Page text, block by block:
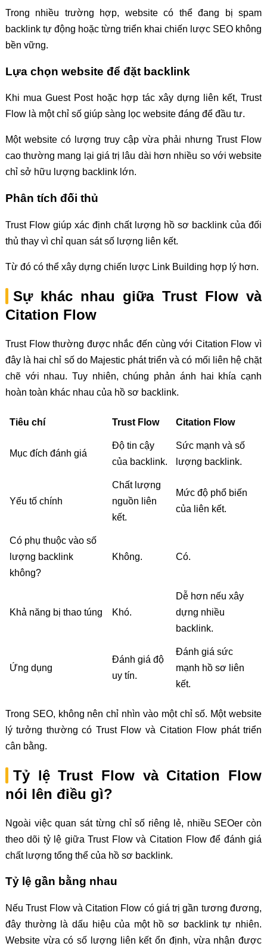
Trong nhiều trường hợp, website có thể đang bị spam
backlink tự động hoặc từng triển khai chiến lược SEO không
bền vững.
Lựa chọn website để đặt backlink
Khi mua Guest Post hoặc hợp tác xây dựng liên kết, Trust
Flow là một chỉ số giúp sàng lọc website đáng để đầu tư.
Một website có lượng truy cập vừa phải nhưng Trust Flow
cao thường mang lại giá trị lâu dài hơn nhiều so với website
chỉ sở hữu lượng backlink lớn.
Phân tích đối thủ
Trust Flow giúp xác định chất lượng hồ sơ backlink của đối
thủ thay vì chỉ quan sát số lượng liên kết.
Từ đó có thể xây dựng chiến lược Link Building hợp lý hơn.
Sự khác nhau giữa Trust Flow và
Citation Flow
Trust Flow thường được nhắc đến cùng với Citation Flow vì
đây là hai chỉ số do Majestic phát triển và có mối liên hệ chặt
chẽ với nhau. Tuy nhiên, chúng phản ánh hai khía cạnh
hoàn toàn khác nhau của hồ sơ backlink.
Tiêu chí Trust Flow Citation Flow
Mục đích đánh giá
Độ tin cậy
của backlink.
Sức mạnh và số
lượng backlink.
Yếu tố chính
Chất lượng
nguồn liên
kết.
Mức độ phổ biến
của liên kết.
Có phụ thuộc vào số
lượng backlink
không?
Không. Có.
Khả năng bị thao túng Khó.
Dễ hơn nếu xây
dựng nhiều
backlink.
Ứng dụng
Đánh giá độ
uy tín.
Đánh giá sức
mạnh hồ sơ liên
kết.
Trong SEO, không nên chỉ nhìn vào một chỉ số. Một website
lý tưởng thường có Trust Flow và Citation Flow phát triển
cân bằng.
Tỷ lệ Trust Flow và Citation Flow
nói lên điều gì?
Ngoài việc quan sát từng chỉ số riêng lẻ, nhiều SEOer còn
theo dõi tỷ lệ giữa Trust Flow và Citation Flow để đánh giá
chất lượng tổng thể của hồ sơ backlink.
Tỷ lệ gần bằng nhau
Nếu Trust Flow và Citation Flow có giá trị gần tương đương,
đây thường là dấu hiệu của một hồ sơ backlink tự nhiên.
Website vừa có số lượng liên kết ổn định, vừa nhận được